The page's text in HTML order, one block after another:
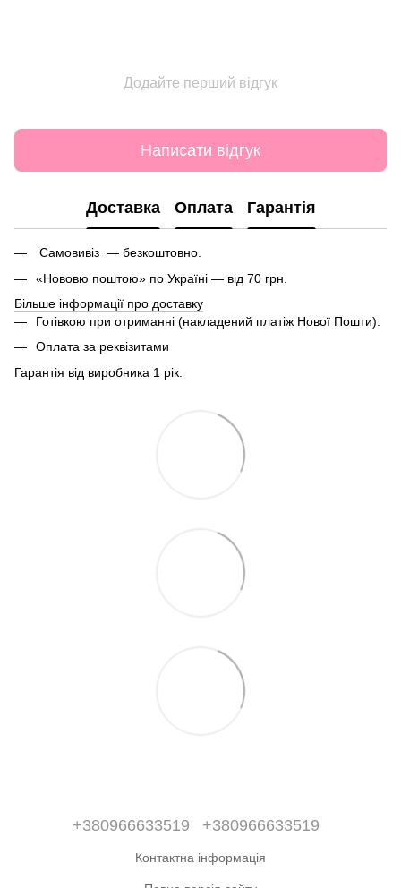
Додайте перший відгук
Написати відгук
Доставка Оплата Гарантія
Самовивіз — безкоштовно.
«Нововю поштою» по Україні — від 70 грн.
Більше інформації про доставку
Готівкою при отриманні (накладений платіж Нової Пошти).
Оплата за реквізитами
Гарантія від виробника 1 рік.
+380966633519 +380966633519
Контактна інформація